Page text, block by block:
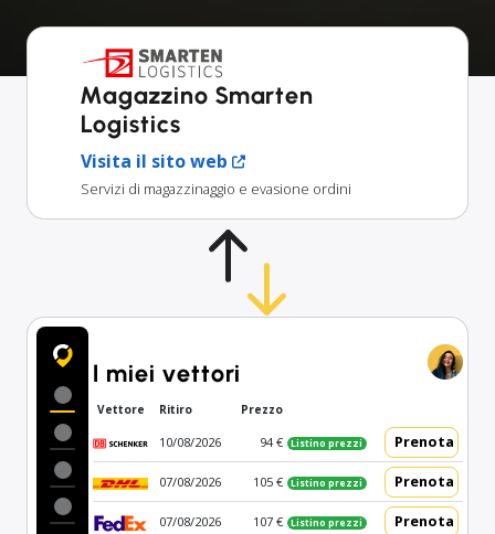
Magazzino Smarten
Logistics
Visita il sito web
Servizi di magazzinaggio e evasione ordini
I miei vettori
Vettore Ritiro Prezzo
10/08/2026 94 € Listino prezzi Prenota
07/08/2026 105 € Listino prezzi Prenota
07/08/2026 107 € Listino prezzi Prenota